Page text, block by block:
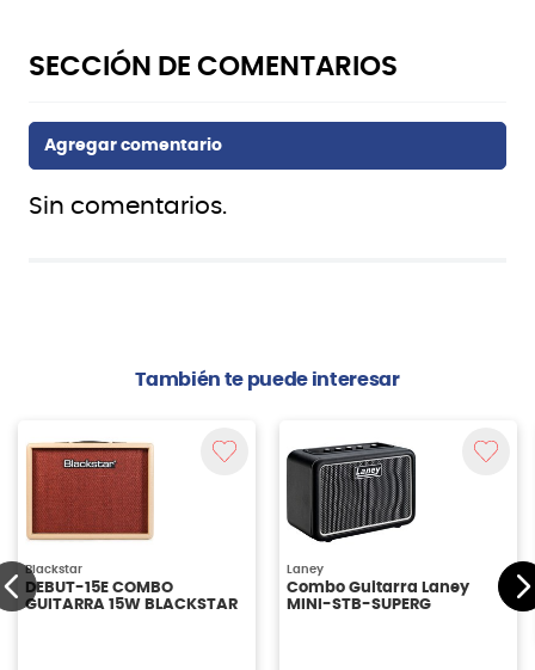
Sin comentarios.
También te puede interesar
Blackstar
DEBUT-15E COMBO
GUITARRA 15W BLACKSTAR
Laney
Combo Guitarra Laney
MINI-STB-SUPERG